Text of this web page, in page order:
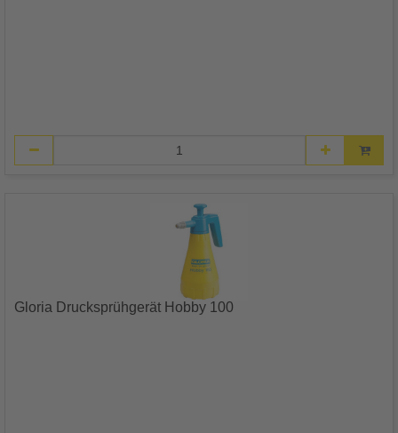
Gloria Drucksprühgerät Hobby 100